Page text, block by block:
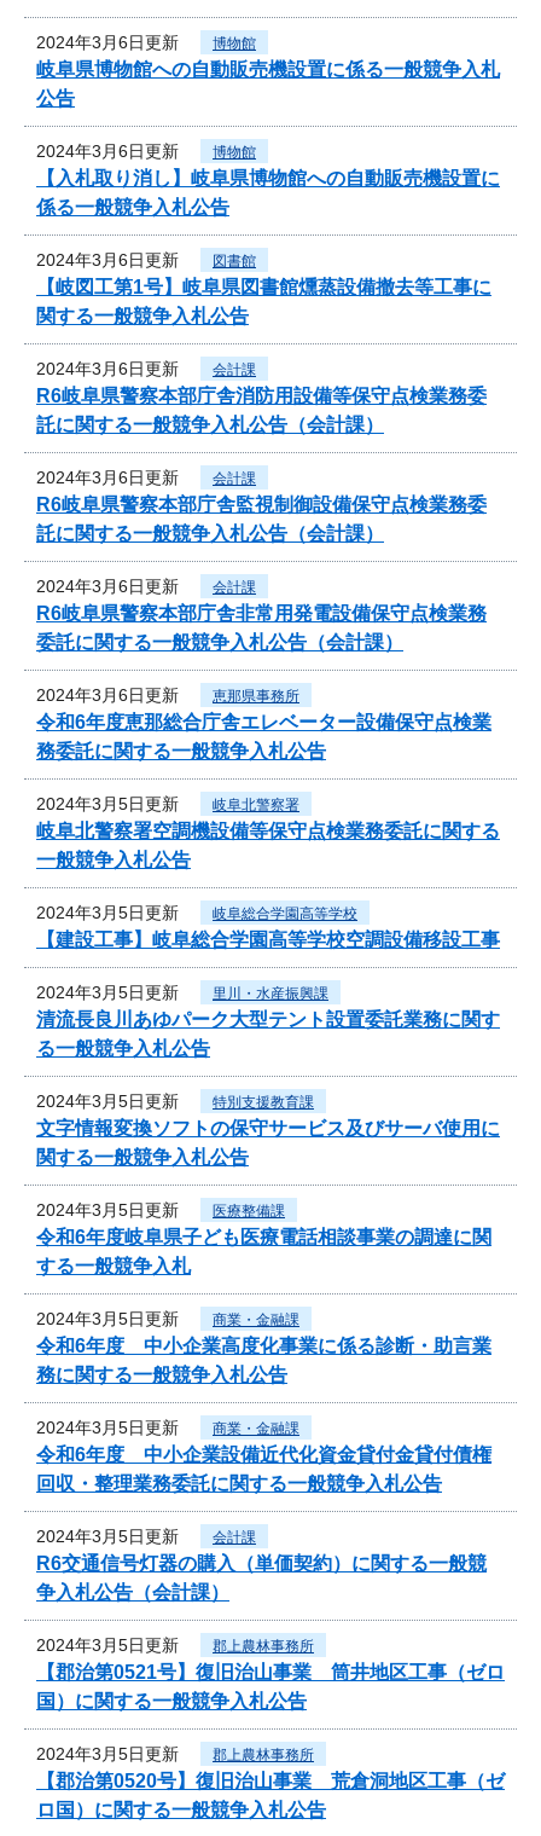
2024年3月6日更新 博物館
岐阜県博物館への自動販売機設置に係る一般競争入札
公告
2024年3月6日更新 博物館
【入札取り消し】岐阜県博物館への自動販売機設置に
係る一般競争入札公告
2024年3月6日更新 図書館
【岐図工第1号】岐阜県図書館燻蒸設備撤去等工事に
関する一般競争入札公告
2024年3月6日更新 会計課
R6岐阜県警察本部庁舎消防用設備等保守点検業務委
託に関する一般競争入札公告（会計課）
2024年3月6日更新 会計課
R6岐阜県警察本部庁舎監視制御設備保守点検業務委
託に関する一般競争入札公告（会計課）
2024年3月6日更新 会計課
R6岐阜県警察本部庁舎非常用発電設備保守点検業務
委託に関する一般競争入札公告（会計課）
2024年3月6日更新 恵那県事務所
令和6年度恵那総合庁舎エレベーター設備保守点検業
務委託に関する一般競争入札公告
2024年3月5日更新 岐阜北警察署
岐阜北警察署空調機設備等保守点検業務委託に関する
一般競争入札公告
2024年3月5日更新 岐阜総合学園高等学校
【建設工事】岐阜総合学園高等学校空調設備移設工事
2024年3月5日更新 里川・水産振興課
清流長良川あゆパーク大型テント設置委託業務に関す
る一般競争入札公告
2024年3月5日更新 特別支援教育課
文字情報変換ソフトの保守サービス及びサーバ使用に
関する一般競争入札公告
2024年3月5日更新 医療整備課
令和6年度岐阜県子ども医療電話相談事業の調達に関
する一般競争入札
2024年3月5日更新 商業・金融課
令和6年度 中小企業高度化事業に係る診断・助言業
務に関する一般競争入札公告
2024年3月5日更新 商業・金融課
令和6年度 中小企業設備近代化資金貸付金貸付債権
回収・整理業務委託に関する一般競争入札公告
2024年3月5日更新 会計課
R6交通信号灯器の購入（単価契約）に関する一般競
争入札公告（会計課）
2024年3月5日更新 郡上農林事務所
【郡治第0521号】復旧治山事業 筒井地区工事（ゼロ
国）に関する一般競争入札公告
2024年3月5日更新 郡上農林事務所
【郡治第0520号】復旧治山事業 荒倉洞地区工事（ゼ
ロ国）に関する一般競争入札公告